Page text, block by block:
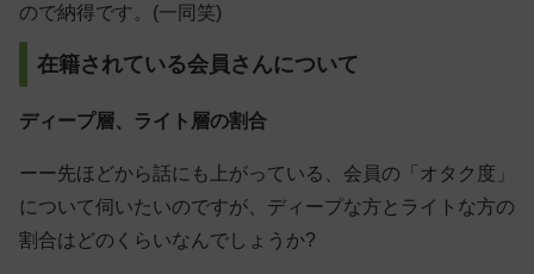
ので納得です。(一同笑)
在籍されている会員さんについて
ディープ層、ライト層の割合
ーー先ほどから話にも上がっている、会員の「オタク度」
について伺いたいのですが、ディープな方とライトな方の
割合はどのくらいなんでしょうか?